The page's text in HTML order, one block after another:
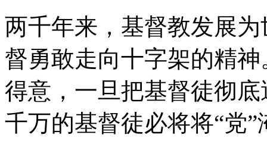
两千年来，基督教发展
督勇敢走向十字架的精
得意，一旦把基督徒彻
千万的基督徒必将将“党”